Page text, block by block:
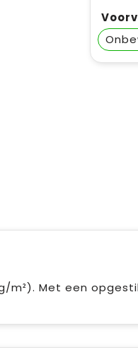
m²). Met een